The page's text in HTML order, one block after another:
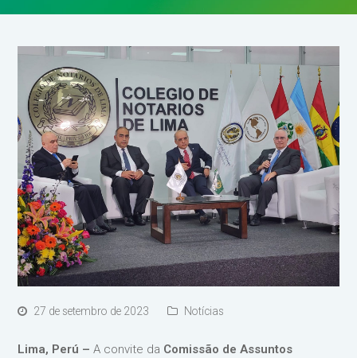
27 de setembro de 2023 Notícias
Lima, Perú –A convite da Comissão de Assuntos